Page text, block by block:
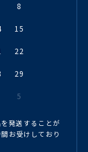
8
15
22
29
5
発送することが
お受けしており